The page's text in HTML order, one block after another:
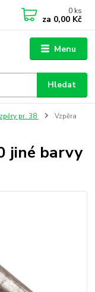
Menu
Hledat
0 ks
za 0,00 Kč
pr. 38
Vzpěra
jiné barvy